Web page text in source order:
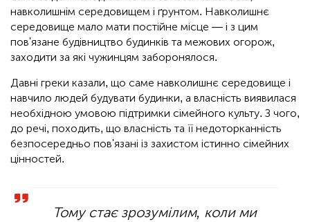
навколишнім середовищем і ґрунтом. Навколишнє
середовище мало мати постійне місце — і з цим
пов'язане будівництво будинків та межових огорож,
заходити за які чужинцям заборонялося.
Давні греки казали, що саме навколишнє середовище і
навчило людей будувати будинки, а власність виявилася
необхідною умовою підтримки сімейного культу. З чого,
до речі, походить, що власність та її недоторканність
безпосередньо пов'язані із захистом істинно сімейних
цінностей.
Тому стає зрозумілим, коли ми